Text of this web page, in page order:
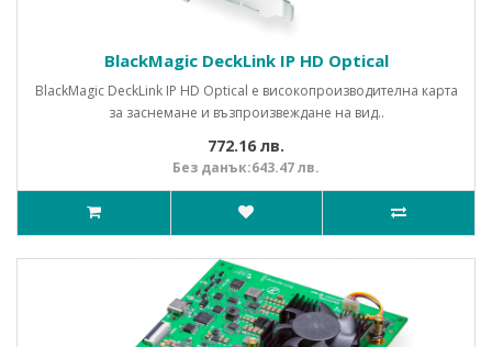
BlackMagic DeckLink IP HD Optical
BlackMagic DeckLink IP HD Optical е високопроизводителна карта
за заснемане и възпроизвеждане на вид..
772.16 лв.
Без данък:643.47 лв.